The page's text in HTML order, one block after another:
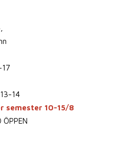
14
semester 10-15/8
ÖPPEN